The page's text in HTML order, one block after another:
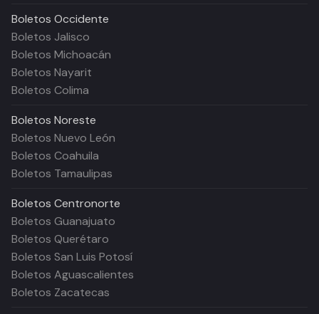
Boletos Occidente
Boletos Jalisco
Boletos Michoacán
Boletos Nayarit
Boletos Colima
Boletos Noreste
Boletos Nuevo León
Boletos Coahuila
Boletos Tamaulipas
Boletos Centronorte
Boletos Guanajuato
Boletos Querétaro
Boletos San Luis Potosí
Boletos Aguascalientes
Boletos Zacatecas